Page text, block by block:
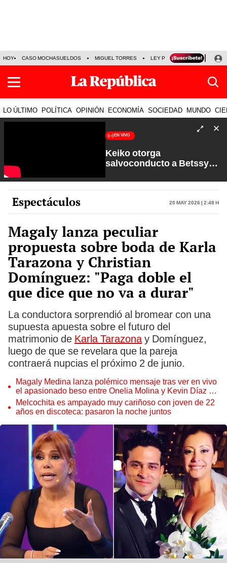
HOY CASO MOCHASUELDOS MIGUEL TORRES LEY PULPÍN PRECIO DEL
LO ÚLTIMO POLÍTICA OPINIÓN ECONOMÍA SOCIEDAD MUNDO
EN VIVO
Keiko otorga
salvoconducto a Betssy
Petroperú | Sin Guion con
Rosa María Palacios
Espectáculos 20 May 2026 | 2:48 h
Magaly lanza peculiar
propuesta sobre boda de Karla
Tarazona y Christian
Domínguez: "Paga doble el
que dice que no va a durar"
La conductora sorprendió al bromear con una
supuesta apuesta sobre el futuro del
matrimonio de Karla Tarazonay Domínguez,
luego de que se revelara que la pareja
contraerá nupcias el próximo 2 de junio.
Magaly Medina lanza polémico mensaje tras ver en vivo
el apasionado beso entre Onelia Molina y Kevin Díaz en
‘EEG’: “Ellos no coordinan ni sus vidas”
Melcochita es ampayado muy cariñoso con joven de 22
años en discoteca: pasaron la noche juntos